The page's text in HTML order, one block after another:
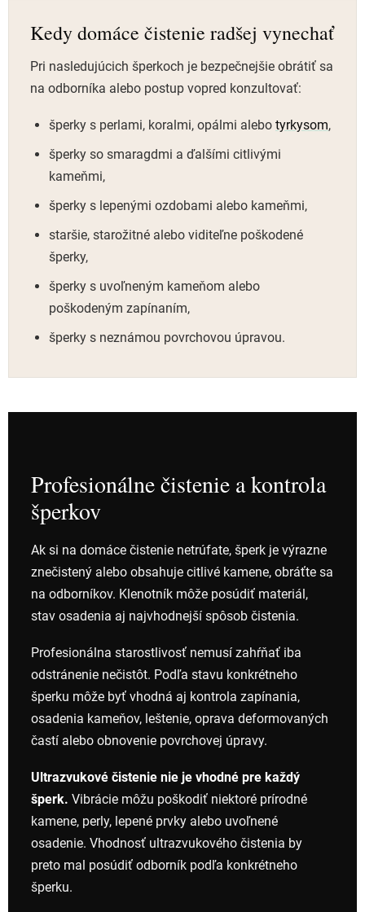
Kedy domáce čistenie radšej vynechať
Pri nasledujúcich šperkoch je bezpečnejšie obrátiť sa
na odborníka alebo postup vopred konzultovať:
šperky s perlami, koralmi, opálmi alebo tyrkysom,
šperky so smaragdmi a ďalšími citlivými
kameňmi,
šperky s lepenými ozdobami alebo kameňmi,
staršie, starožitné alebo viditeľne poškodené
šperky,
šperky s uvoľneným kameňom alebo
poškodeným zapínaním,
šperky s neznámou povrchovou úpravou.
Profesionálne čistenie a kontrola
šperkov
Ak si na domáce čistenie netrúfate, šperk je výrazne
znečistený alebo obsahuje citlivé kamene, obráťte sa
na odborníkov. Klenotník môže posúdiť materiál,
stav osadenia aj najvhodnejší spôsob čistenia.
Profesionálna starostlivosť nemusí zahŕňať iba
odstránenie nečistôt. Podľa stavu konkrétneho
šperku môže byť vhodná aj kontrola zapínania,
osadenia kameňov, leštenie, oprava deformovaných
častí alebo obnovenie povrchovej úpravy.
Ultrazvukové čistenie nie je vhodné pre každý
šperk. Vibrácie môžu poškodiť niektoré prírodné
kamene, perly, lepené prvky alebo uvoľnené
osadenie. Vhodnosť ultrazvukového čistenia by
preto mal posúdiť odborník podľa konkrétneho
šperku.